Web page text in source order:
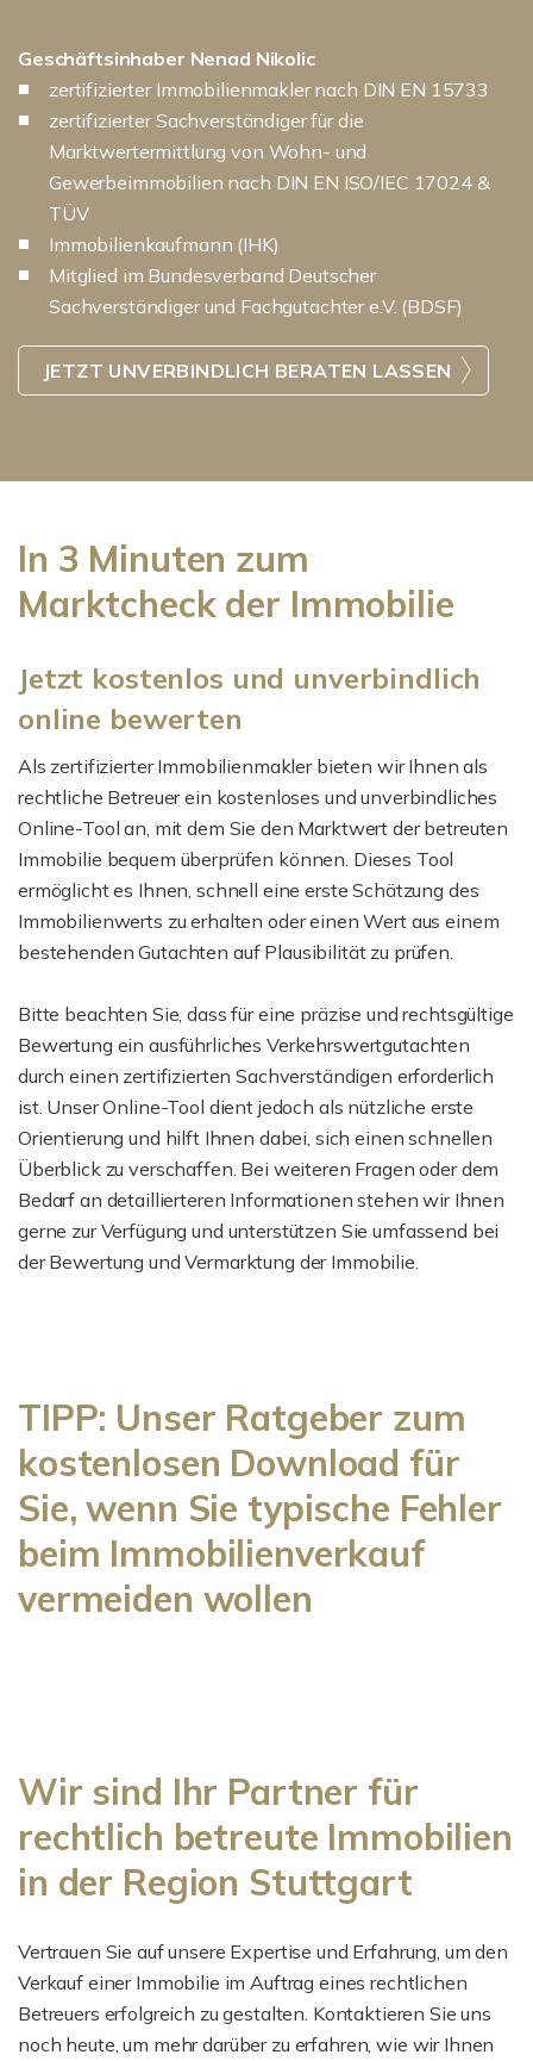
Geschäftsinhaber Nenad Nikolic
zertifizierter Immobilienmakler nach DIN EN 15733
zertifizierter Sachverständiger für die
Marktwertermittlung von Wohn- und
Gewerbeimmobilien nach DIN EN ISO/IEC 17024 &
TÜV
Immobilienkaufmann (IHK)
Mitglied im Bundesverband Deutscher
Sachverständiger und Fachgutachter e.V. (BDSF)
JETZT UNVERBINDLICH BERATEN LASSEN
In 3 Minuten zum
Marktcheck der Immobilie
Jetzt kostenlos und unverbindlich
online bewerten
Als zertifizierter Immobilienmakler bieten wir Ihnen als
rechtliche Betreuer ein kostenloses und unverbindliches
Online-Tool an, mit dem Sie den Marktwert der betreuten
Immobilie bequem überprüfen können. Dieses Tool
ermöglicht es Ihnen, schnell eine erste Schätzung des
Immobilienwerts zu erhalten oder einen Wert aus einem
bestehenden Gutachten auf Plausibilität zu prüfen.
Bitte beachten Sie, dass für eine präzise und rechtsgültige
Bewertung ein ausführliches Verkehrswertgutachten
durch einen zertifizierten Sachverständigen erforderlich
ist. Unser Online-Tool dient jedoch als nützliche erste
Orientierung und hilft Ihnen dabei, sich einen schnellen
Überblick zu verschaffen. Bei weiteren Fragen oder dem
Bedarf an detaillierteren Informationen stehen wir Ihnen
gerne zur Verfügung und unterstützen Sie umfassend bei
der Bewertung und Vermarktung der Immobilie.
TIPP: Unser Ratgeber zum
kostenlosen Download für
Sie, wenn Sie typische Fehler
beim Immobilienverkauf
vermeiden wollen
Wir sind Ihr Partner für
rechtlich betreute Immobilien
in der Region Stuttgart
Vertrauen Sie auf unsere Expertise und Erfahrung, um den
Verkauf einer Immobilie im Auftrag eines rechtlichen
Betreuers erfolgreich zu gestalten. Kontaktieren Sie uns
noch heute, um mehr darüber zu erfahren, wie wir Ihnen